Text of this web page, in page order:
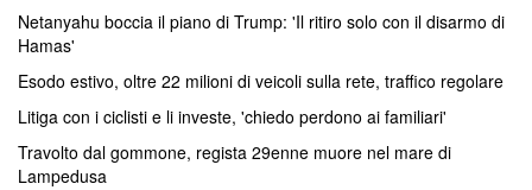
Netanyahu boccia il piano di Trump: 'Il ritiro solo con il disarmo di
Hamas'
Esodo estivo, oltre 22 milioni di veicoli sulla rete, traffico regolare
Litiga con i ciclisti e li investe, 'chiedo perdono ai familiari'
Travolto dal gommone, regista 29enne muore nel mare di
Lampedusa